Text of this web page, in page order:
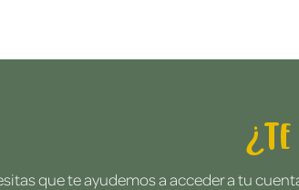
que te ayudemos a acceder a tu